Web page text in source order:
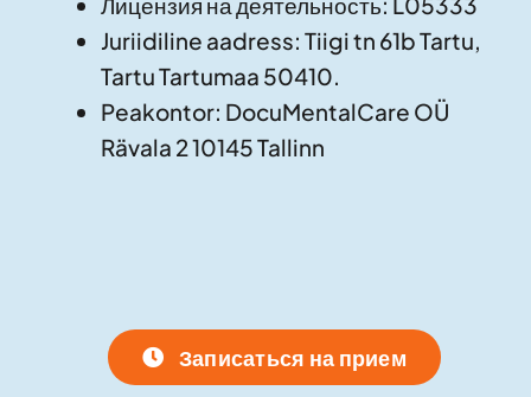
Juriidiline aadress: Tiigi tn 61b Tartu,
Tartu Tartumaa 50410.
Peakontor: DocuMentalCare OÜ
Rävala 2 10145 Tallinn
Записаться на прием